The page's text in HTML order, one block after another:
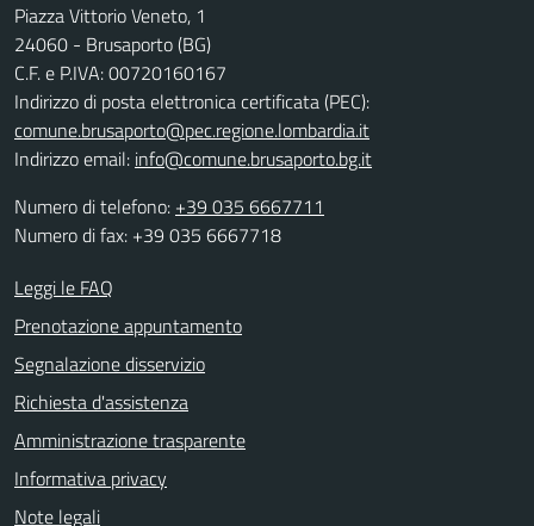
Piazza Vittorio Veneto, 1
24060 - Brusaporto (BG)
C.F. e P.IVA: 00720160167
Indirizzo di posta elettronica certificata (PEC):
comune.brusaporto@pec.regione.lombardia.it
Indirizzo email: info@comune.brusaporto.bg.it
Numero di telefono: +39 035 6667711
Numero di fax: +39 035 6667718
Leggi le FAQ
Prenotazione appuntamento
Segnalazione disservizio
Richiesta d'assistenza
Amministrazione trasparente
Informativa privacy
Note legali